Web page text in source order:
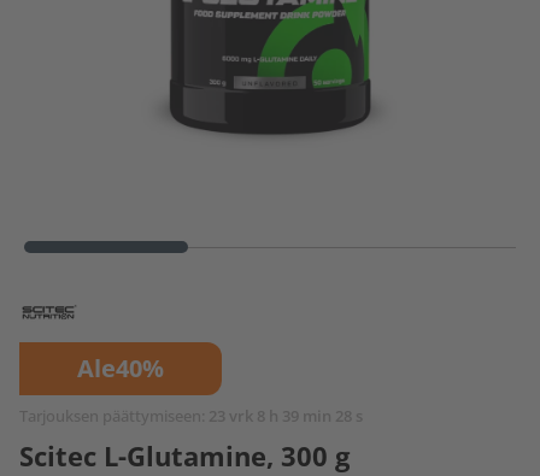
Ale40%
Tarjouksen päättymiseen: 23 vrk 8 h 39 min 28 s
Scitec L-Glutamine, 300 g